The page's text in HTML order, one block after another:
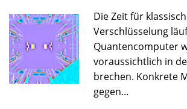
Die Zeit für
Verschlüsselung
Quantencomputer
voraussichtlich in
brechen. Konkrete
gegen...